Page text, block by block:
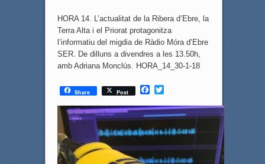
HORA 14. L’actualitat de la Ribera d’Ebre, la
Terra Alta i el Priorat protagonitza
l’informatiu del migdia de Ràdio Móra d’Ebre
SER. De dilluns a divendres a les 13.50h,
amb Adriana Monclús. HORA_14_30-1-18
Share Post
F
c
e
b
o
o
k
T
i
t
t
e
r